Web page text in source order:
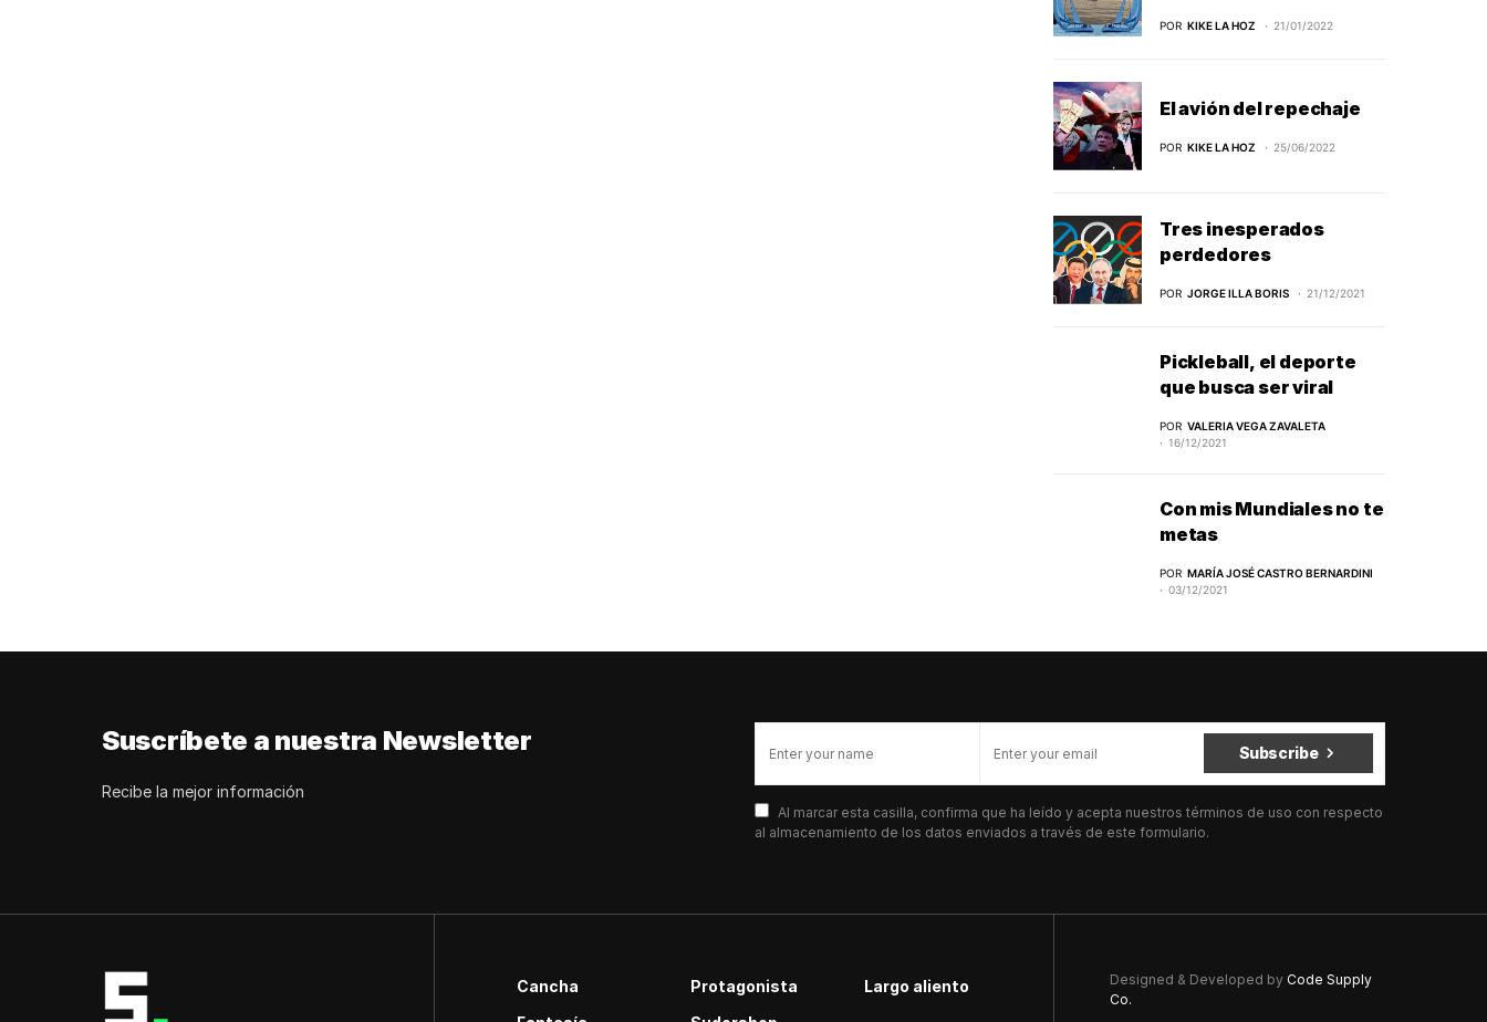
POR KIKE LA HOZ 21/01/2022
El avión del repechaje
POR KIKE LA HOZ 25/06/2022
Tres inesperados
perdedores
POR JORGE ILLA BORIS 21/12/2021
Pickleball, el deporte
que busca ser viral
POR VALERIA VEGA ZAVALETA
16/12/2021
Con mis Mundiales no te
metas
POR MARÍA JOSÉ CASTRO BERNARDINI
03/12/2021
Suscríbete a nuestra Newsletter
Recibe la mejor información
Subscribe
Al marcar esta casilla, confirma que ha leído y acepta nuestros términos de uso con respecto
al almacenamiento de los datos enviados a través de este formulario.
Cancha Protagonista
Largo aliento
Designed & Developed by Code Supply
Co.